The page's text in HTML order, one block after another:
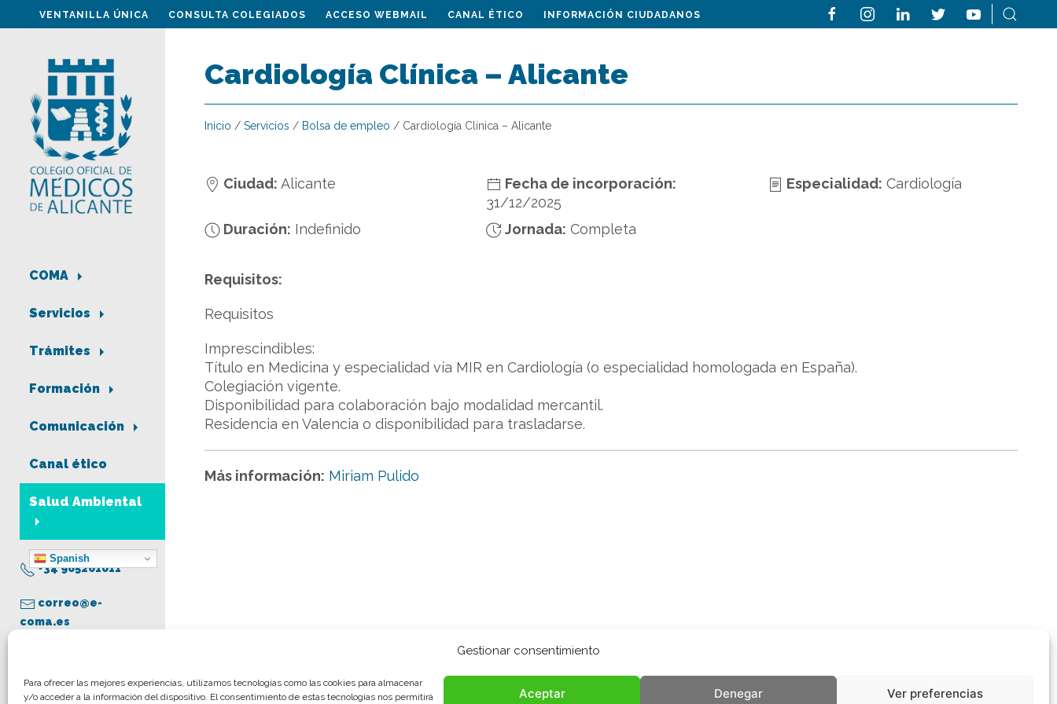
Gestionar consentimiento
Para ofrecer las mejores experiencias, utilizamos tecnologías como las cookies para almacenar
y/o acceder a la información del dispositivo. El consentimiento de estas tecnologías nos permitirá
Aceptar Denegar Ver preferencias
VENTANILLA ÚNICA CONSULTA COLEGIADOS ACCESO WEBMAIL CANAL ÉTICO INFORMACIÓN CIUDADANOS
COMA
Servicios
Trámites
Formación
Comunicación
Canal ético
Salud Ambiental
Spanish
+34 965261011
correo@e-
coma.es
Aviso legal
Cardiología Clínica – Alicante
Inicio / Servicios / Bolsa de empleo / Cardiología Clínica – Alicante
Ciudad: Alicante
Fecha de incorporación:
31/12/2025
Especialidad: Cardiología
Duración: Indefinido Jornada: Completa
Requisitos:
Requisitos
Imprescindibles:
Título en Medicina y especialidad vía MIR en Cardiología (o especialidad homologada en España).
Colegiación vigente.
Disponibilidad para colaboración bajo modalidad mercantil.
Residencia en Valencia o disponibilidad para trasladarse.
Más información: Miriam Pulido